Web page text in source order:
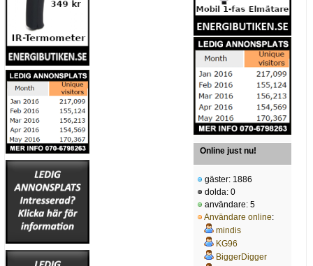
Online just nu!
gäster: 1886
dolda: 0
användare: 5
Användare online:
mindis
KG96
BiggerDigger